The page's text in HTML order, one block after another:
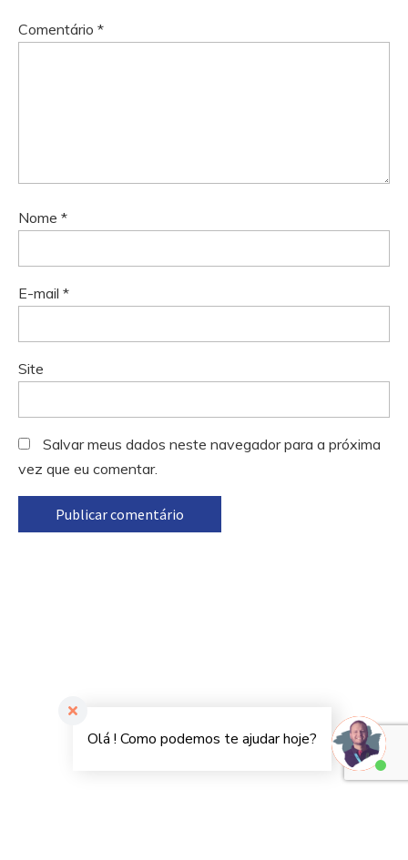
Comentário *
Nome *
E-mail *
Site
Salvar meus dados neste navegador para a próxima
vez que eu comentar.